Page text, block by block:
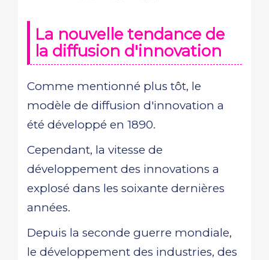
La nouvelle tendance de
la diffusion d'innovation
Comme mentionné plus tôt, le
modèle de diffusion d'innovation a
été développé en 1890.
Cependant, la vitesse de
développement des innovations a
explosé dans les soixante dernières
années.
Depuis la seconde guerre mondiale,
le développement des industries, des